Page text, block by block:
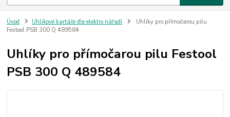
Úvod Uhlíkové kartáče dle elektro nářadí
Uhlíky pro přímočarou pilu
Festool PSB 300 Q 489584
Uhlíky pro přímočarou pilu Festool
PSB 300 Q 489584